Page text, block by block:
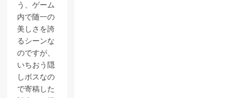
う、ゲーム
内で随一の
美しさを誇
るシーンな
のですが、
いちおう隠
しボスなの
で寄稿した